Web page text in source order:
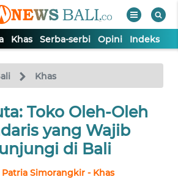
Khas Serba-serbi Opini Indeks
Khas
Toko Oleh-Oleh
yang Wajib
di Bali
Simorangkir - Khas